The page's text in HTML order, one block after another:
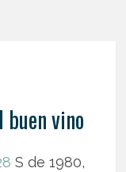
buen vino
S de 1980,